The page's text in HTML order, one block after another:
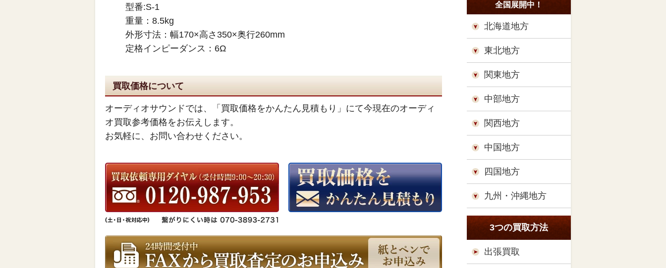
型番:S-1
重量：8.5kg
外形寸法：幅170×高さ350×奥行260mm
定格インピーダンス：6Ω
買取価格について
オーディオサウンドでは、「買取価格をかんたん見積もり」にて今現在のオーディ
オ買取参考価格をお伝えします。
お気軽に、お問い合わせください。
全国展開中！
北海道地方
東北地方
関東地方
中部地方
関西地方
中国地方
四国地方
九州・沖縄地方
3つの買取方法
出張買取